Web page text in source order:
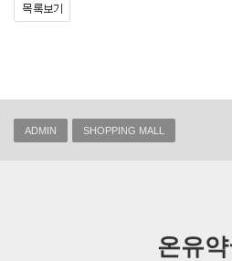
ADMIN SHOPPING MALL
온유